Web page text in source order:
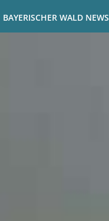
BAYERISCHER WALD NEWS